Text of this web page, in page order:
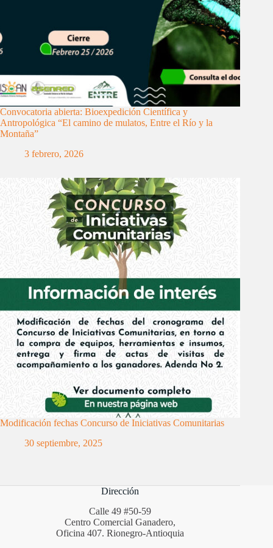
Convocatoria abierta: Bioexpedición Científica y
Antropológica “El camino de mulatos, Entre el Río y la
Montaña”
3 febrero, 2026
Modificación fechas Concurso de Iniciativas Comunitarias
30 septiembre, 2025
Dirección
Calle 49 #50-59
Centro Comercial Ganadero,
Oficina 407. Rionegro-Antioquia